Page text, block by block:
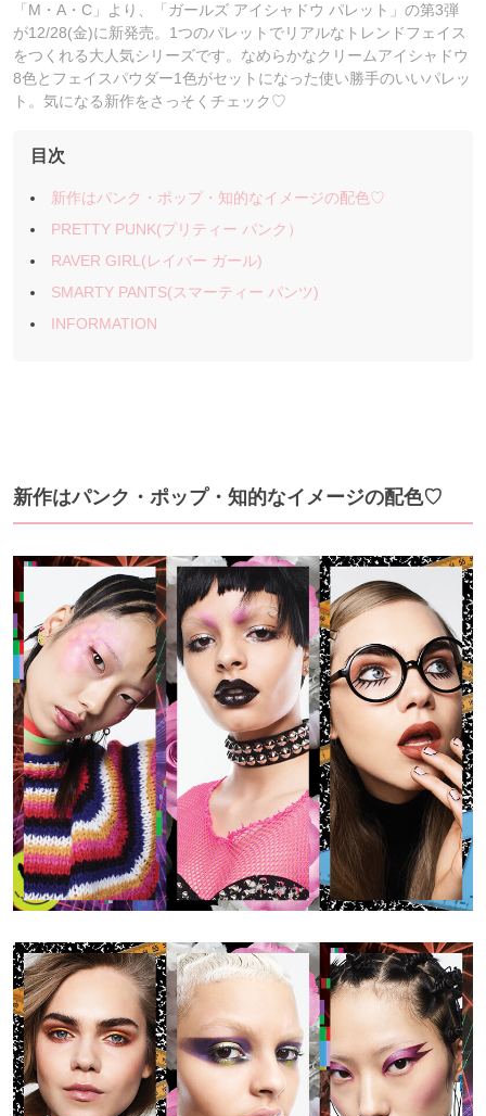
「M・A・C」より、「ガールズ アイシャドウ パレット」の第3弾
が12/28(金)に新発売。1つのパレットでリアルなトレンドフェイス
をつくれる大人気シリーズです。なめらかなクリームアイシャドウ
8色とフェイスパウダー1色がセットになった使い勝手のいいパレッ
ト。気になる新作をさっそくチェック♡
目次
新作はパンク・ポップ・知的なイメージの配色♡
PRETTY PUNK(プリティー パンク）
RAVER GIRL(レイバー ガール)
SMARTY PANTS(スマーティー パンツ)
INFORMATION
新作はパンク・ポップ・知的なイメージの配色♡